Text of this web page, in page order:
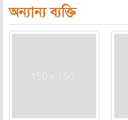
অন্যান্য ব্যক্তি